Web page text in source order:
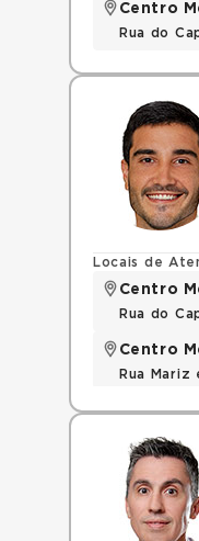
Centro
Rua do
Locais de
Centro
Rua do
Centro
Rua